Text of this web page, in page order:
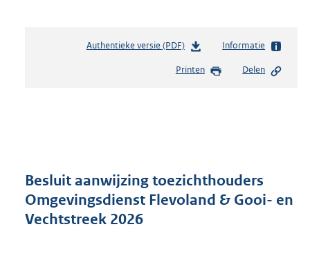
Authentieke versie (PDF)b
s
r
o
Informatie
Printen Delen
Besluit aanwijzing toezichthouders
Omgevingsdienst Flevoland & Gooi- en
Vechtstreek 2026